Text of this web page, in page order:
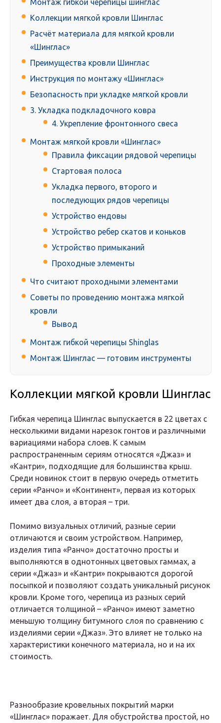
Монтаж гибкой черепицы шинглас
Коллекции мягкой кровли Шинглас
Расчёт материала для мягкой кровли
«Шинглас»
Преимущества кровли Шинглас
Инструкция по монтажу «Шинглас»
Безопасность при укладке мягкой кровли
3. Укладка подкладочного ковра
4. Укрепление фронтонного свеса
Монтаж мягкой кровли «Шинглас»
Правила фиксации рядовой черепицы
Стартовая полоса
Укладка первого, второго и
последующих рядов черепицы
Устройство ендовы
Устройство ребер скатов и коньков
Устройство примыканий
Проходные элементы
Что считают проходными элементами
Советы по проведению монтажа мягкой
кровли
Вывод
Монтаж гибкой черепицы Shinglas
Монтаж Шинглас — готовим инструменты
Коллекции мягкой кровли Шинглас
Гибкая черепица Шинглас выпускается в 22 цветах с
несколькими видами нарезок гонтов и различными
вариациями набора слоев. К самым
распространенным сериям относятся «Джаз» и
«Кантри», подходящие для большинства крыш.
Среди новинок стоит в первую очередь отметить
серии «Ранчо» и «Континент», первая из которых
имеет два слоя, а вторая – три.
Помимо визуальных отличий, разные серии
отличаются и своим устройством. Например,
изделия типа «Ранчо» достаточно просты и
выполняются в однотонных цветовых гаммах, а
серии «Джаз» и «Кантри» покрываются дорогой
посыпкой и позволяют создать уникальный рисунок
кровли. Кроме того, черепица из разных серий
отличается толщиной – «Ранчо» имеют заметно
меньшую толщину битумного слоя по сравнению с
изделиями серии «Джаз». Это влияет не только на
характеристики конечного материала, но и на их
стоимость.
Разнообразие кровельных покрытий марки
«Шинглас» поражает. Для обустройства простой, но